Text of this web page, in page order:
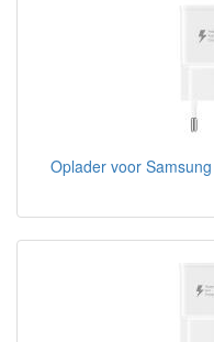
Oplader voor